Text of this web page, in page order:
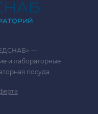
—
и лабораторные
посуда.